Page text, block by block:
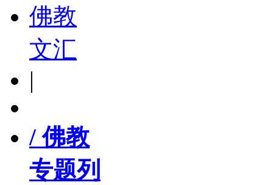
佛教
文汇
|
/ 佛教
专题列